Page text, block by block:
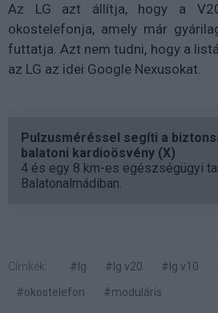
Az LG azt állítja, hogy a
okostelefonja, amely már
futtatja. Azt nem tudni, hogy a
az LG az idei Google Nexusokat.
Pulzusméréssel segíti a
balatoni kardioösvény (X)
4 és egy 8 km-es egészségügyi
Balatonalmádiban.
Címkék: #lg #lg v20 #lg v10
#okostelefon
#moduláris